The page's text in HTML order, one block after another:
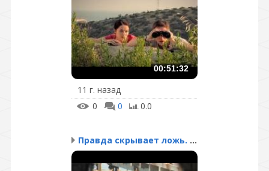
00:51:32
11 г. назад
0
0 0.0
Правда скрывает ложь. С...